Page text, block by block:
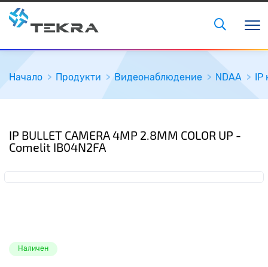
Начало Продукти Видеонаблюдение NDAA IP
IP BULLET CAMERA 4MP 2.8MM COLOR UP -
Comelit IB04N2FA
Наличен